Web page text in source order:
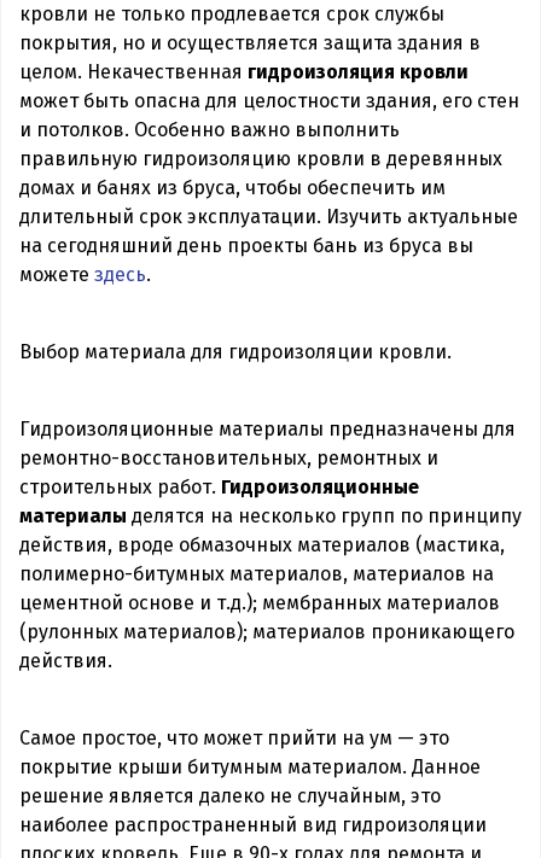
кровли не только продлевается срок службы
покрытия, но и осуществляется защита здания в
целом. Некачественная гидроизоляция кровли
может быть опасна для целостности здания, его стен
и потолков. Особенно важно выполнить
правильную гидроизоляцию кровли в деревянных
домах и банях из бруса, чтобы обеспечить им
длительный срок эксплуатации. Изучить актуальные
на сегодняшний день проекты бань из бруса вы
можете здесь.
Выбор материала для гидроизоляции кровли.
Гидроизоляционные материалы предназначены для
ремонтно-восстановительных, ремонтных и
строительных работ. Гидроизоляционные
материалы делятся на несколько групп по принципу
действия, вроде обмазочных материалов (мастика,
полимерно-битумных материалов, материалов на
цементной основе и т.д.); мембранных материалов
(рулонных материалов); материалов проникающего
действия.
Самое простое, что может прийти на ум — это
покрытие крыши битумным материалом. Данное
решение является далеко не случайным, это
наиболее распространенный вид гидроизоляции